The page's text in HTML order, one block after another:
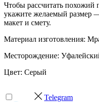
Чтобы рассчитать похожий
укажите желаемый размер
макет и смету.
Материал изготовления:
Месторождение:
Цвет: Серый
Telegram